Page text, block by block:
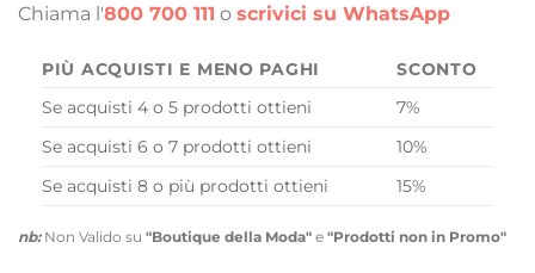
Chiama l'800 700 111 o scrivici su WhatsApp
PIÙ ACQUISTI E MENO PAGHI
SCONTO
Se acquisti 4 o 5 prodotti ottieni
7%
Se acquisti 6 o 7 prodotti ottieni
10%
Se acquisti 8 o più prodotti ottieni
15%
nb:Non Valido su "Boutique della Moda" e "Prodotti non in Promo"